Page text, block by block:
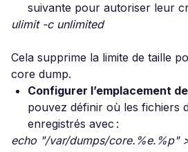
suivante pour autoriser leur
ulimit -c unlimited
Cela supprime la limite de taille
core dump.
Configurer l’emplacement
pouvez définir où les fichiers
enregistrés avec :
echo "/var/dumps/core.%e.%p"